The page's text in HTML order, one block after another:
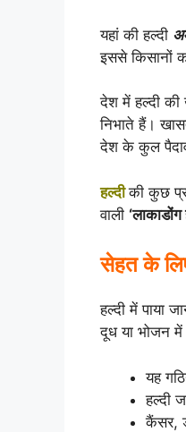
यहां की हल्दी
इससे किसानों
देश में हल्दी की
निभाते हैं।
देश के कुल
हल्दी की कुछ
वाली ‘लाकाडोंग
सेहत के
हल्दी में पाया
दूध या भोजन में
यह
हल्दी
कैंसर,